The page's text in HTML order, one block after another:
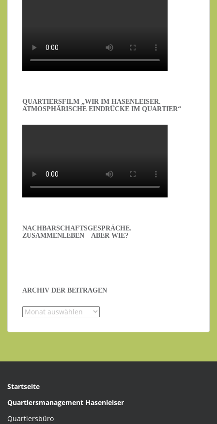
QUARTIERSFILM „WIR IM HASENLEISER.
ATMOSPHÄRISCHE EINDRÜCKE IM QUARTIER“
NACHBARSCHAFTSGESPRÄCHE.
ZUSAMMENLEBEN – ABER WIE?
ARCHIV DER BEITRÄGEN
Archiv
Beiträgen
Startseite
Quartiersmanagement Hasenleiser
Quartiersbüro